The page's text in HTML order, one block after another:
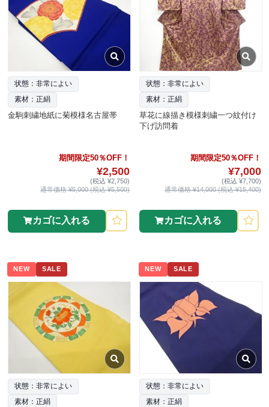
状態：非常によい
素材：正絹
金駒刺繍地紙に菊模様名古屋帯
期間限定50％OFF！
¥2,500
(税込 ¥2,750)
通常価格 ¥5,000 (税込 ¥5,500)
カゴに入れる
状態：非常によい
素材：正絹
草花に線描き模様刺繍一つ紋付け
下げ訪問着
期間限定50％OFF！
¥7,000
(税込 ¥7,700)
通常価格 ¥14,000 (税込 ¥15,400)
カゴに入れる
NEW SALE
状態：非常によい
素材：正絹
NEW SALE
状態：非常によい
素材：正絹